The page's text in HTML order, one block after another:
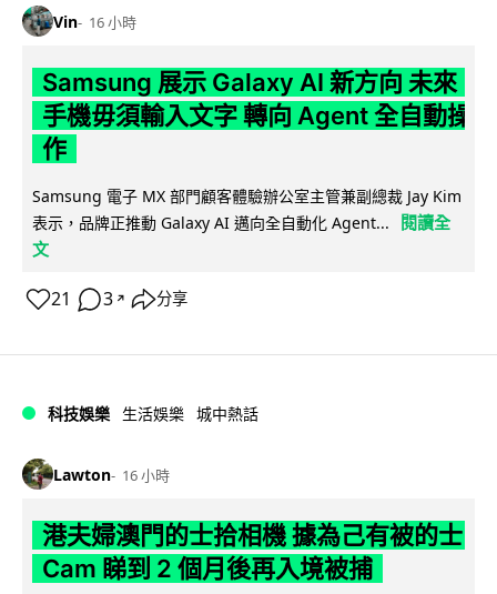
Vin 16 小時
Samsung 展示 Galaxy AI 新方向 未來
手機毋須輸入文字 轉向 Agent 全自動操
作
Samsung 電子 MX 部門顧客體驗辦公室主管兼副總裁 Jay Kim
表示，品牌正推動 Galaxy AI 邁向全自動化 Agent...
閱讀全
文
21 3 ↗ 分享
科技娛樂 生活娛樂 城中熱話
Lawton 16 小時
港夫婦澳門的士拾相機 據為己有被的士
Cam 睇到 2 個月後再入境被捕